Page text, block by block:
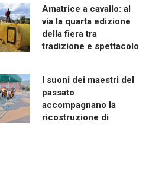
Amatrice a cavallo: al
via la quarta edizione
della fiera tra
tradizione e spettacolo
I suoni dei maestri del
passato
accompagnano la
ricostruzione di